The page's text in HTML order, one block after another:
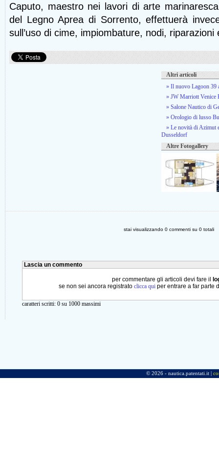
Caputo, maestro nei lavori di arte
del Legno Aprea di Sorrento, effettuerà
sull’uso di cime, impiombature, nodi,
Altri articoli
» Il nuovo Lagoon 39
» JW Marriott Venice
» Salone Nautico di
» Orologio di lusso
» Le novità di Azimut
Dusseldorf
Altre Fotogallery
stai visualizzando 0commenti su 0totali
Lascia un commento
per commentare gli articoli devi fare il
se non sei ancora registrato clicca quiper entrare a far parte
caratteri scritti: 0 su 1000 massimi
© 2026 - nautica.patentati.it |